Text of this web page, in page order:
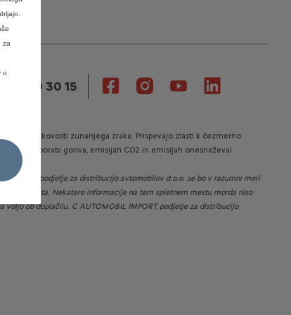
080 30 15
kakovosti zunanjega zraka. Prispevajo zlasti k čezmerno
varčni porabi goriva, emisijah CO2 in emisijah onesnaževal
IMPORT, podjetje za distribucijo avtomobilov d.o.o. se bo v razumni meri
mesta. Nekatere informacije na tem spletnem mestu morda niso
ob doplačilu. C AUTOMOBIL IMPORT, podjetje za distribucijo
za
o